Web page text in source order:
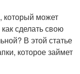
который может
сделать свою
В этой статье
которое займет